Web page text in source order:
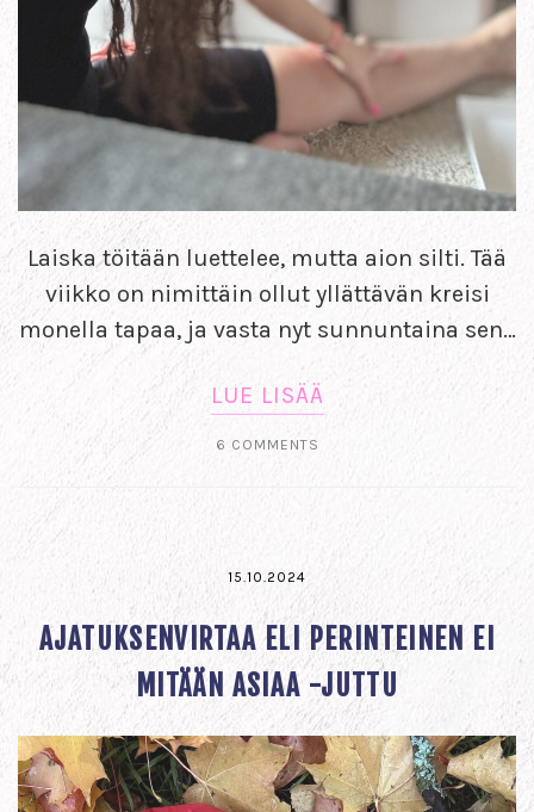
Laiska töitään luettelee, mutta aion silti. Tää
viikko on nimittäin ollut yllättävän kreisi
monella tapaa, ja vasta nyt sunnuntaina sen…
LUE LISÄÄ
6 COMMENTS
15.10.2024
AJATUKSENVIRTAA ELI PERINTEINEN EI
MITÄÄN ASIAA -JUTTU